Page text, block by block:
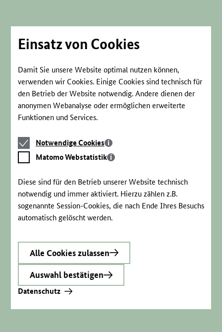
Einsatz von Cookies
Damit Sie unsere Website optimal nutzen können,
verwenden wir Cookies. Einige Cookies sind technisch für
den Betrieb der Website notwendig. Andere dienen der
anonymen Webanalyse oder ermöglichen erweiterte
Funktionen und Services.
Notwendige
Cookies
Notwendige Cookies
Matomo
Webstatistik
Matomo Webstatistik
Diese sind für den Betrieb unserer Website technisch
notwendig und immer aktiviert. Hierzu zählen z.B.
sogenannte Session-Cookies, die nach Ende Ihres Besuchs
automatisch gelöscht werden.
Alle Cookies zulassen
Auswahl bestätigen
Datenschutz